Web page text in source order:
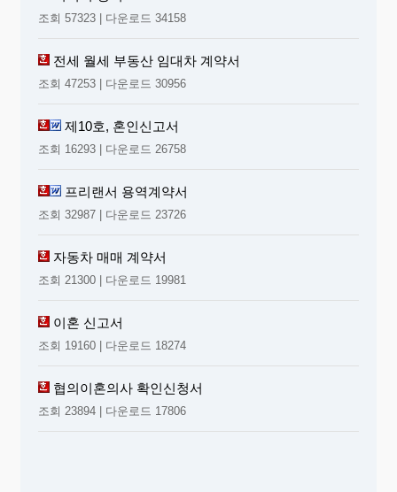
조회 57323 | 다운로드 34158
전세 월세 부동산 임대차 계약서
조회 47253 | 다운로드 30956
제10호, 혼인신고서
조회 16293 | 다운로드 26758
프리랜서 용역계약서
조회 32987 | 다운로드 23726
자동차 매매 계약서
조회 21300 | 다운로드 19981
이혼 신고서
조회 19160 | 다운로드 18274
협의이혼의사 확인신청서
조회 23894 | 다운로드 17806